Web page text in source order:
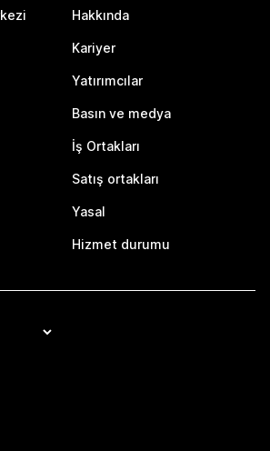
Hakkında
Kariyer
Yatırımcılar
Basın ve medya
İş Ortakları
Satış ortakları
Yasal
Hizmet durumu